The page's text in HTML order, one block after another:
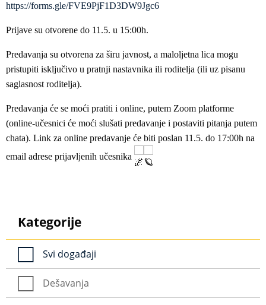
https://forms.gle/FVE9PjF1D3DW9Jgc6
Prijave su otvorene do 11.5. u 15:00h.
Predavanja su otvorena za širu javnost, a maloljetna lica mogu
pristupiti isključivo u pratnji nastavnika ili roditelja (ili uz pisanu
saglasnost roditelja).
Predavanja će se moći pratiti i online, putem Zoom platforme
(online-učesnici će moći slušati predavanje i postaviti pitanja putem
chata). Link za online predavanje će biti poslan 11.5. do 17:00h na
email adrese prijavljenih učesnika
Kategorije
Svi događaji
Dešavanja